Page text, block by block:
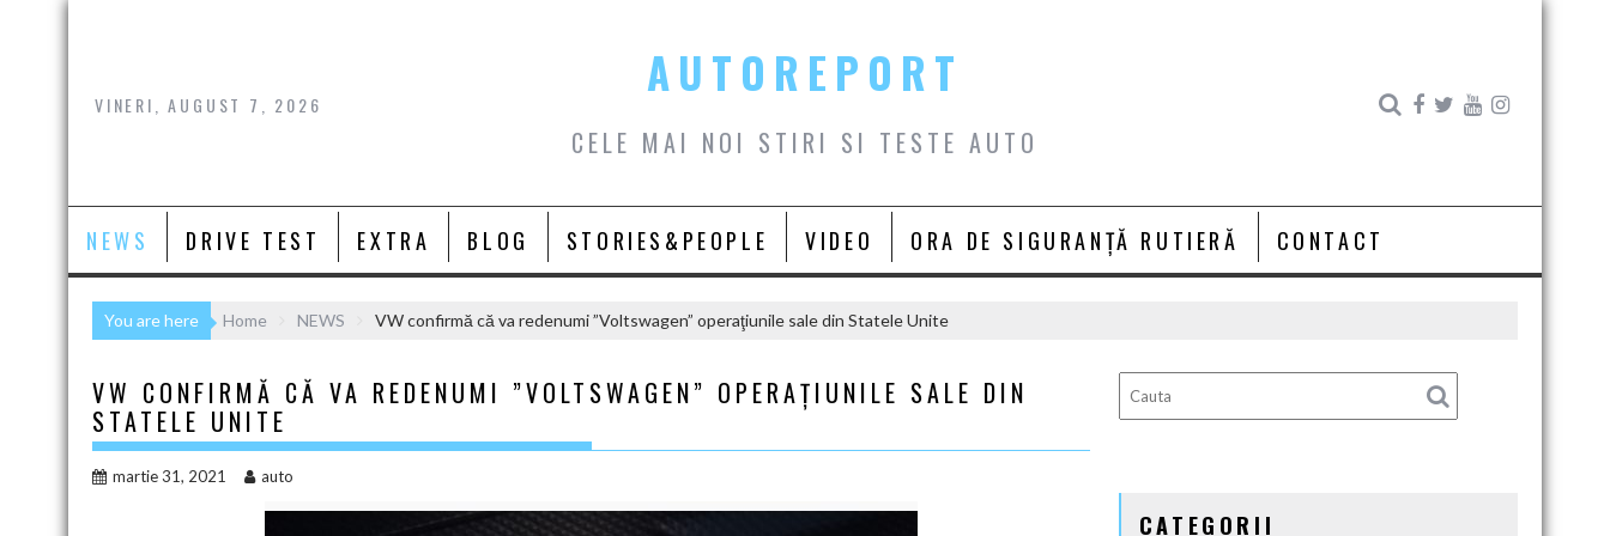
Skip
VINERI, AUGUST 7, 2026
AUTOREPORT
CELE MAI NOI STIRI SI TESTE AUTO
NEWS DRIVE TEST EXTRA BLOG STORIES&PEOPLE VIDEO ORA DE SIGURANȚĂ RUTIERĂ CONTACT
You are here Home NEWS VW confirmă că va redenumi ”Voltswagen” operaţiunile sale din Statele Unite
VW CONFIRMĂ CĂ VA REDENUMI ”VOLTSWAGEN” OPERAŢIUNILE SALE DIN
STATELE UNITE
martie 31, 2021 auto
CATEGORII